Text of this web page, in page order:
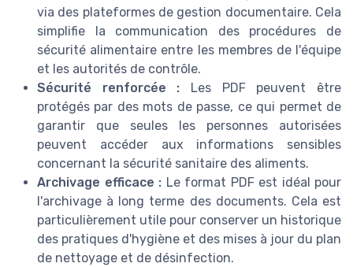
via des plateformes de gestion documentaire. Cela
simplifie la communication des procédures de
sécurité alimentaire entre les membres de l'équipe
et les autorités de contrôle.
Sécurité renforcée : Les PDF peuvent être
protégés par des mots de passe, ce qui permet de
garantir que seules les personnes autorisées
peuvent accéder aux informations sensibles
concernant la sécurité sanitaire des aliments.
Archivage efficace : Le format PDF est idéal pour
l'archivage à long terme des documents. Cela est
particulièrement utile pour conserver un historique
des pratiques d'hygiène et des mises à jour du plan
de nettoyage et de désinfection.